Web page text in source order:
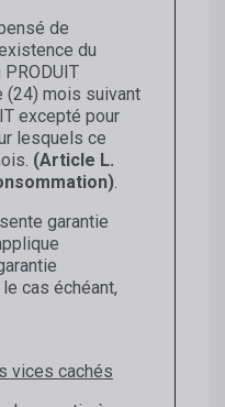
de
du
(24) mois suivant
excepté pour
lesquels ce
(Article L.
.
garantie
cas échéant,
vices cachés